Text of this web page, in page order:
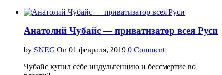
Анатолий Чубайс — приватизатор всея Руси
by SNEG On
0 Comment
Чубайс купил себе индульгенцию и бессмертие во